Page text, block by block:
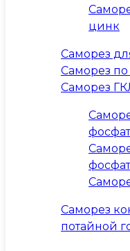
цинк
Саморез
Саморез по
Саморез
Саморез
потайной